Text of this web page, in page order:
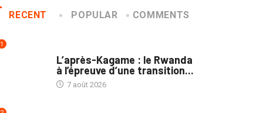
RECENT POPULAR COMMENTS
1
L’après-Kagame : le Rwanda
à l’épreuve d’une transition...
7 août 2026